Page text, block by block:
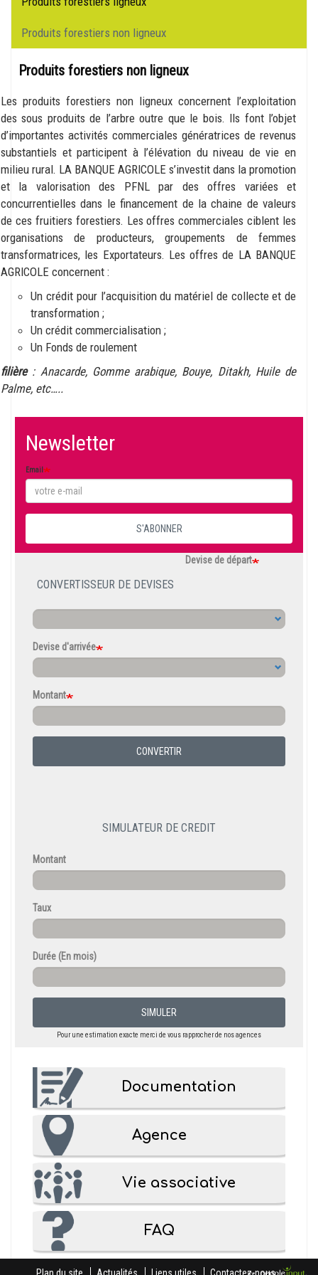
Produits forestiers non ligneux
Produits forestiers non ligneux
Les produits forestiers non ligneux concernent l’exploitation
des sous produits de l’arbre outre que le bois. Ils font l’objet
d’importantes activités commerciales génératrices de revenus
substantiels et participent à l’élévation du niveau de vie en
milieu rural. LA BANQUE AGRICOLE s’investit dans la promotion
et la valorisation des PFNL par des offres variées et
concurrentielles dans le financement de la chaine de valeurs
de ces fruitiers forestiers. Les offres commerciales ciblent les
organisations de producteurs, groupements de femmes
transformatrices, les Exportateurs. Les offres de LA BANQUE
AGRICOLE concernent :
Un crédit pour l’acquisition du matériel de collecte et de
transformation ;
Un crédit commercialisation ;
Un Fonds de roulement
filière : Anacarde, Gomme arabique, Bouye, Ditakh, Huile de
Palme, etc…..
Newsletter
Email
S'ABONNER
CONVERTISSEUR DE DEVISES
Devise de départ
Devise d'arrivée
Montant
CONVERTIR
SIMULATEUR DE CREDIT
Montant
Taux
Durée (En mois)
SIMULER
Pour une estimation exacte merci de vous rapprocher de nos agences
menu-
prefooter
Documentation
Agence
Vie associative
FAQ
Plan du site Actualités Liens utiles Contactez-nous